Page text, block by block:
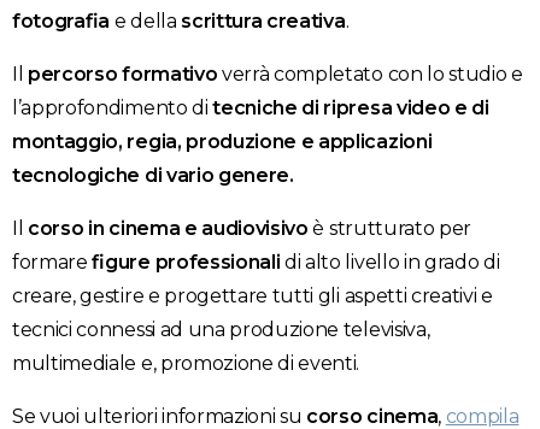
fotografia e della scrittura creativa.
Il percorso formativo verrà completato con lo studio e
l’approfondimento ditecniche di ripresa video e di
montaggio, regia, produzione e applicazioni
tecnologiche di vario genere.
Il corso in cinema e audiovisivo è strutturato per
formarefigure professionali di alto livello in grado di
creare, gestire e progettare tutti gli aspetti creativi e
tecnici connessi ad una produzione televisiva,
multimediale e, promozione di eventi.
Se vuoi ulteriori informazioni su corso cinema, compila